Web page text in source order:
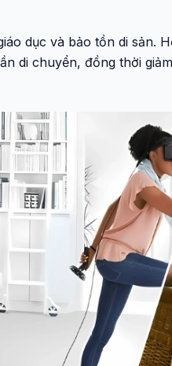
dục và bảo tồn di sản.
di chuyển, đồng thời